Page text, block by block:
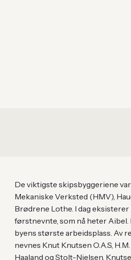
De viktigste skipsbyggeriene
Mekaniske Verksted (HMV),
Brødrene Lothe. I dag eksisterer
førstnevnte, som nå heter Aibel.
byens største arbeidsplass. Av
nevnes Knut Knutsen O.A.S,
Haaland og Stolt-Nielsen.